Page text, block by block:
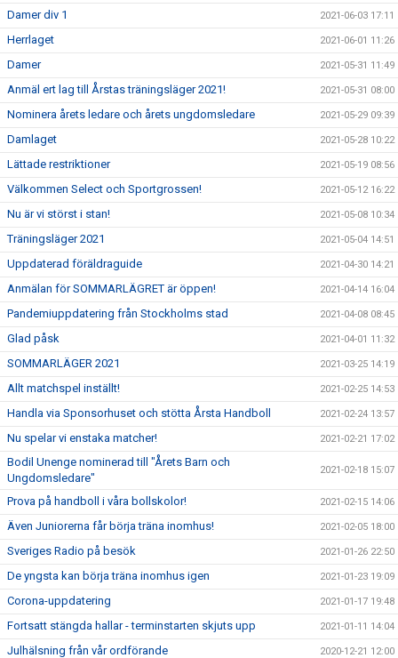
Damer div 1 2021-06-03 17:11
Herrlaget 2021-06-01 11:26
Damer 2021-05-31 11:49
Anmäl ert lag till Årstas träningsläger 2021! 2021-05-31 08:00
Nominera årets ledare och årets ungdomsledare 2021-05-29 09:39
Damlaget 2021-05-28 10:22
Lättade restriktioner 2021-05-19 08:56
Välkommen Select och Sportgrossen! 2021-05-12 16:22
Nu är vi störst i stan! 2021-05-08 10:34
Träningsläger 2021 2021-05-04 14:51
Uppdaterad föräldraguide 2021-04-30 14:21
Anmälan för SOMMARLÄGRET är öppen! 2021-04-14 16:04
Pandemiuppdatering från Stockholms stad 2021-04-08 08:45
Glad påsk 2021-04-01 11:32
SOMMARLÄGER 2021 2021-03-25 14:19
Allt matchspel inställt! 2021-02-25 14:53
Handla via Sponsorhuset och stötta Årsta Handboll 2021-02-24 13:57
Nu spelar vi enstaka matcher! 2021-02-21 17:02
Bodil Unenge nominerad till "Årets Barn och
Ungdomsledare"
2021-02-18 15:07
Prova på handboll i våra bollskolor! 2021-02-15 14:06
Även Juniorerna får börja träna inomhus! 2021-02-05 18:00
Sveriges Radio på besök 2021-01-26 22:50
De yngsta kan börja träna inomhus igen 2021-01-23 19:09
Corona-uppdatering 2021-01-17 19:48
Fortsatt stängda hallar - terminstarten skjuts upp 2021-01-11 14:04
Julhälsning från vår ordförande 2020-12-21 12:00